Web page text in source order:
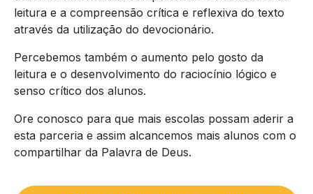
leitura e a compreensão crítica e reflexiva do texto
através da utilização do devocionário.
Percebemos também o aumento pelo gosto da
leitura e o desenvolvimento do raciocínio lógico e
senso crítico dos alunos.
Ore conosco para que mais escolas possam aderir a
esta parceria e assim alcancemos mais alunos com o
compartilhar da Palavra de Deus.